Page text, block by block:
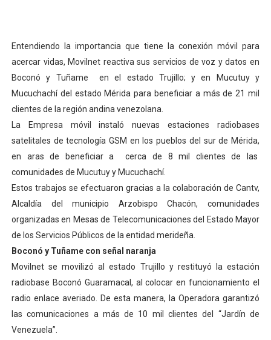
Plan Vacacional Comunitario “Ríe 2026” recorre las
Alcaldía del Municipio Libertador realizó una jornada
Fundacite Mérida dicta taller gratuito de electrónica
INN-Mérida celebró el Lacto grado para promover el
Impulsan plan estratégico de seguridad ciudadana
Jornada social benefició a 250 familias en Los
Gobernador Arnaldo Sánchez promueve ahorro
Entendiendo la importancia que tiene la conexión móvil para
acercar vidas, Movilnet reactiva sus servicios de voz y datos en
Boconó y Tuñame en el estado Trujillo; y en Mucutuy y
Mucuchachí del estado Mérida para beneficiar a más de 21 mil
clientes de la región andina venezolana.
La Empresa móvil instaló nuevas estaciones radiobases
satelitales de tecnología GSM en los pueblos del sur de Mérida,
en aras de beneficiar a cerca de 8 mil clientes de las
comunidades de Mucutuy y Mucuchachí.
Estos trabajos se efectuaron gracias a la colaboración de Cantv,
Alcaldía del municipio Arzobispo Chacón, comunidades
organizadas en Mesas de Telecomunicaciones del Estado Mayor
de los Servicios Públicos de la entidad merideña.
Boconó y Tuñame con señal naranja
Movilnet se movilizó al estado Trujillo y restituyó la estación
radiobase Boconó Guaramacal, al colocar en funcionamiento el
radio enlace averiado. De esta manera, la Operadora garantizó
las comunicaciones a más de 10 mil clientes del “Jardín de
Venezuela”.